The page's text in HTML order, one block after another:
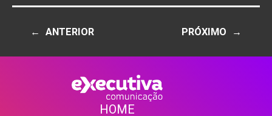
← ANTERIOR PRÓXIMO →
HOME